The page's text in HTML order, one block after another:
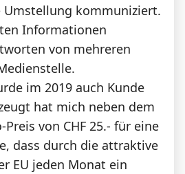
Umstellung kommuniziert.
Informationen
von mehreren
im 2019 auch Kunde
hat mich neben dem
von CHF 25.- für eine
dass durch die attraktive
EU jeden Monat ein